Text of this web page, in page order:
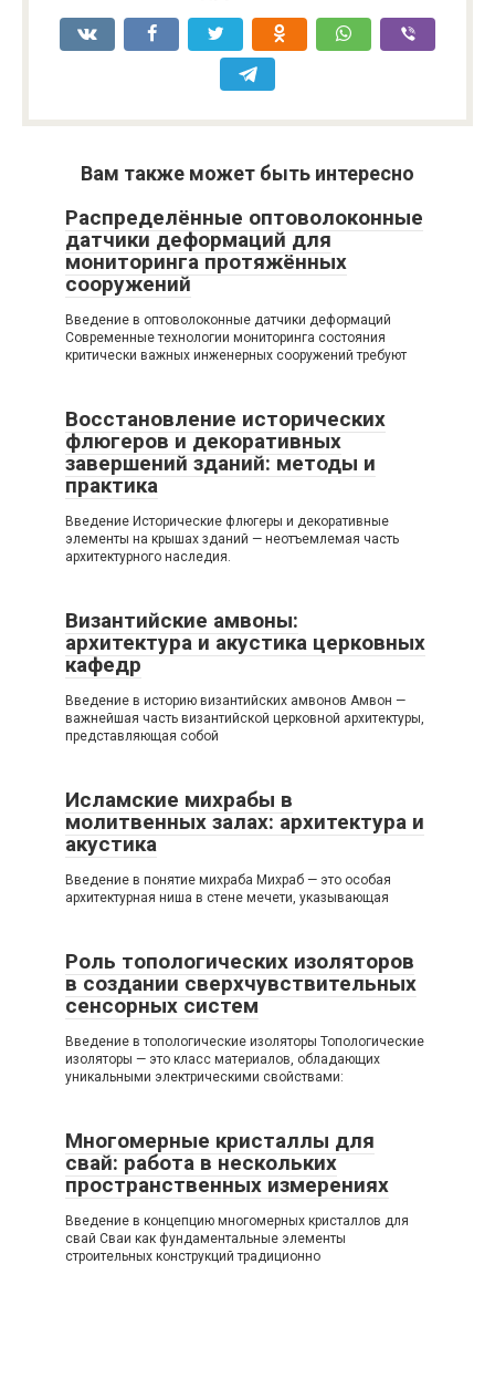
Вам также может быть интересно
Распределённые оптоволоконные
датчики деформаций для
мониторинга протяжённых
сооружений
Введение в оптоволоконные датчики деформаций
Современные технологии мониторинга состояния
критически важных инженерных сооружений требуют
Восстановление исторических
флюгеров и декоративных
завершений зданий: методы и
практика
Введение Исторические флюгеры и декоративные
элементы на крышах зданий — неотъемлемая часть
архитектурного наследия.
Византийские амвоны:
архитектура и акустика церковных
кафедр
Введение в историю византийских амвонов Амвон —
важнейшая часть византийской церковной архитектуры,
представляющая собой
Исламские михрабы в
молитвенных залах: архитектура и
акустика
Введение в понятие михраба Михраб — это особая
архитектурная ниша в стене мечети, указывающая
Роль топологических изоляторов
в создании сверхчувствительных
сенсорных систем
Введение в топологические изоляторы Топологические
изоляторы — это класс материалов, обладающих
уникальными электрическими свойствами:
Многомерные кристаллы для
свай: работа в нескольких
пространственных измерениях
Введение в концепцию многомерных кристаллов для
свай Сваи как фундаментальные элементы
строительных конструкций традиционно